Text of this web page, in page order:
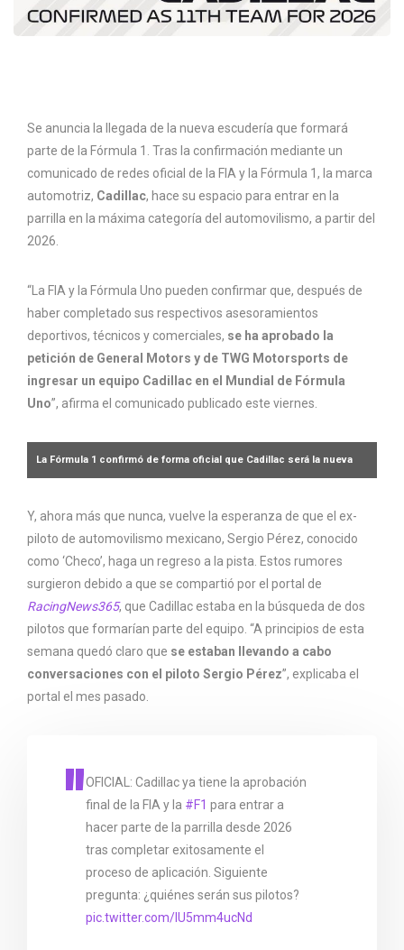
Se anuncia la llegada de la nueva escudería que formará
parte de la Fórmula 1. Tras la confirmación mediante un
comunicado de redes oficial de la FIA y la Fórmula 1, la marca
automotriz, Cadillac, hace su espacio para entrar en la
parrilla en la máxima categoría del automovilismo, a partir del
2026.
“La FIA y la Fórmula Uno pueden confirmar que, después de
haber completado sus respectivos asesoramientos
deportivos, técnicos y comerciales, se ha aprobado la
petición de General Motors y de TWG Motorsports de
ingresar un equipo Cadillac en el Mundial de Fórmula
Uno”, afirma el comunicado publicado este viernes.
La Fórmula 1 confirmó de forma oficial que Cadillac será la nueva
@F1
Y, ahora más que nunca, vuelve la esperanza de que el ex-
piloto de automovilismo mexicano, Sergio Pérez, conocido
como ‘Checo’, haga un regreso a la pista. Estos rumores
surgieron debido a que se compartió por el portal de
RacingNews365, que Cadillac estaba en la búsqueda de dos
pilotos que formarían parte del equipo. “A principios de esta
semana quedó claro que se estaban llevando a cabo
conversaciones con el piloto Sergio Pérez”, explicaba el
portal el mes pasado.
OFICIAL: Cadillac ya tiene la aprobación
final de la FIA y la #F1 para entrar a
hacer parte de la parrilla desde 2026
tras completar exitosamente el
proceso de aplicación. Siguiente
pregunta: ¿quiénes serán sus pilotos?
pic.twitter.com/lU5mm4ucNd